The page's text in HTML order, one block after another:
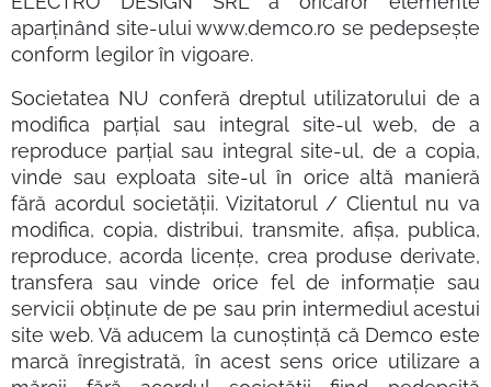
aparținând site-ului www.demco.ro se pedepsește
conform legilor în vigoare.
Societatea NU conferă dreptul utilizatorului de a
modifica parțial sau integral site-ul web, de a
reproduce parțial sau integral site-ul, de a copia,
vinde sau exploata site-ul în orice altă manieră
fără acordul societății. Vizitatorul / Clientul nu va
modifica, copia, distribui, transmite, afișa, publica,
reproduce, acorda licențe, crea produse derivate,
transfera sau vinde orice fel de informație sau
servicii obținute de pe sau prin intermediul acestui
site web. Vă aducem la cunoștință că Demco este
marcă înregistrată, în acest sens orice utilizare a